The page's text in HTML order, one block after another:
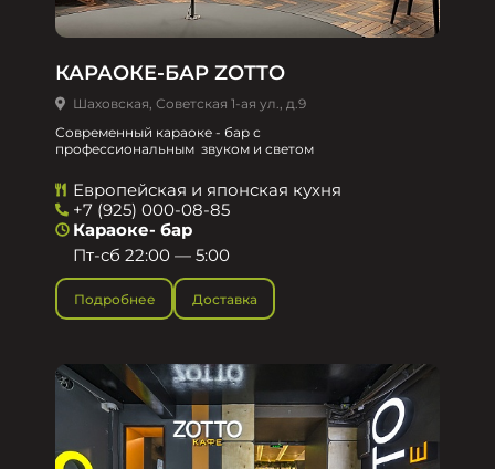
КАРАОКЕ-БАР ZOTTO
Шаховская, Советская 1-ая ул., д.9
Современный караоке - бар с
профессиональным звуком и светом
Европейская и японская кухня
+7 (925) 000-08-85
Караоке- бар
Пт-сб 22:00 — 5:00
Подробнее Доставка